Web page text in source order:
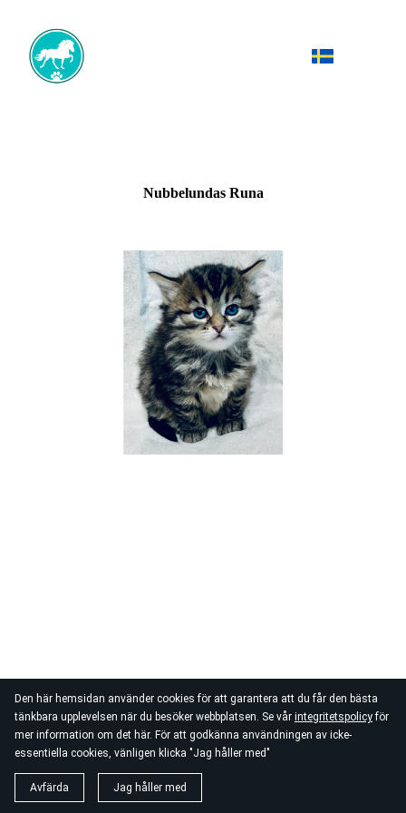
Den här hemsidan använder cookies för att garantera att du får den bästa
tänkbara upplevelsen när du besöker webbplatsen. Se vår integritetspolicyför
mer information om det här. För att godkänna användningen av icke-
essentiella cookies, vänligen klicka "Jag håller med"
Avfärda Jag håller med
Nubbelundas Runa